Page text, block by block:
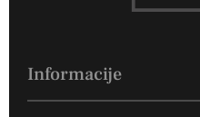
Informacije